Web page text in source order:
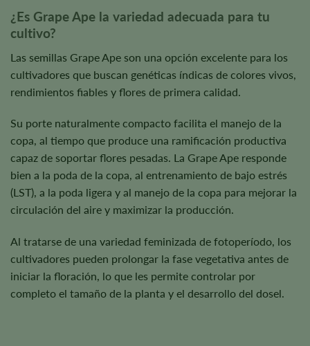
¿Es Grape Ape la variedad adecuada para tu
cultivo?
Las semillas Grape Ape son una opción excelente para los
cultivadores que buscan genéticas índicas de colores vivos,
rendimientos fiables y flores de primera calidad.
Su porte naturalmente compacto facilita el manejo de la
copa, al tiempo que produce una ramificación productiva
capaz de soportar flores pesadas. La Grape Ape responde
bien a la poda de la copa, al entrenamiento de bajo estrés
(LST), a la poda ligera y al manejo de la copa para mejorar la
circulación del aire y maximizar la producción.
Al tratarse de una variedad feminizada de fotoperíodo, los
cultivadores pueden prolongar la fase vegetativa antes de
iniciar la floración, lo que les permite controlar por
completo el tamaño de la planta y el desarrollo del dosel.